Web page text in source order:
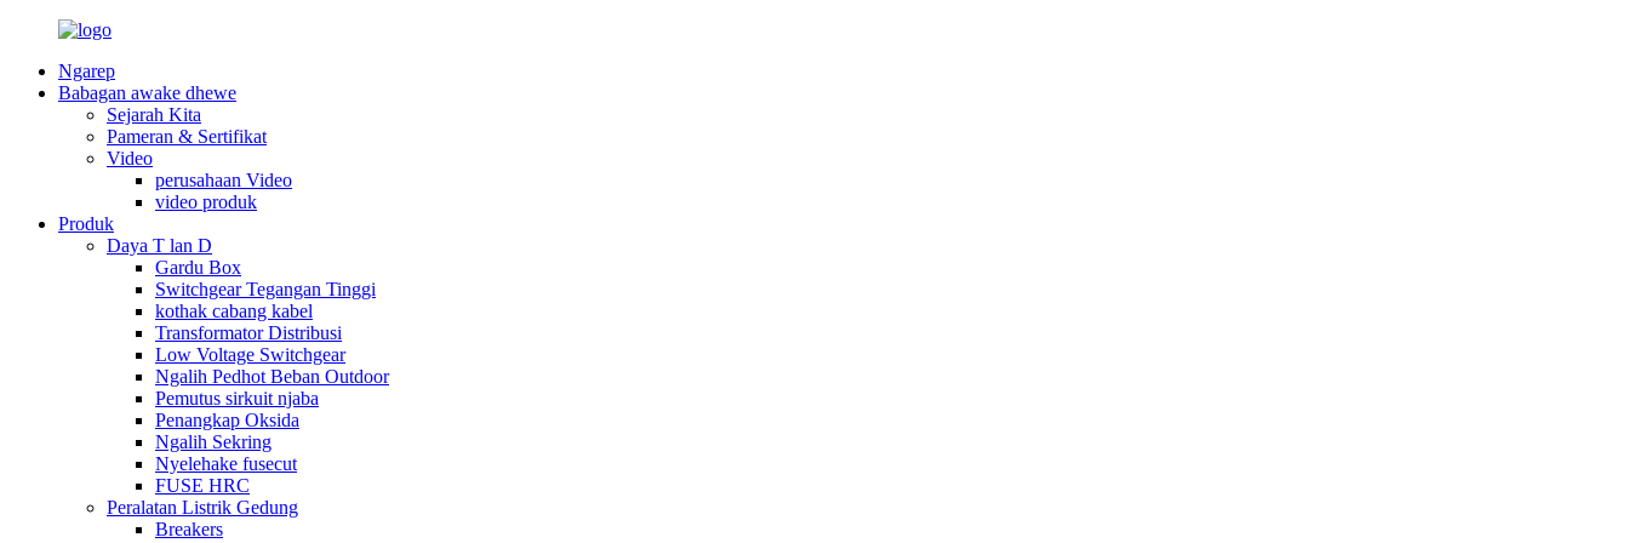
Ngarep
Babagan awake dhewe
Sejarah Kita
Pameran & Sertifikat
Video
perusahaan Video
video produk
Produk
Daya T lan D
Gardu Box
Switchgear Tegangan Tinggi
kothak cabang kabel
Transformator Distribusi
Low Voltage Switchgear
Ngalih Pedhot Beban Outdoor
Pemutus sirkuit njaba
Penangkap Oksida
Ngalih Sekring
Nyelehake fusecut
FUSE HRC
Peralatan Listrik Gedung
Breakers